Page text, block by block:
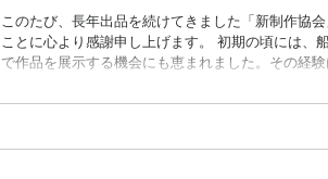
このたび、長年出品を続けてきました「新制作協
ことに心より感謝申し上げます。 初期の頃には、
で作品を展示する機会にも恵まれました。その経
は、より自分らしい表現を探りながら、新たな形
which I sent my works for a long time. I’d like to